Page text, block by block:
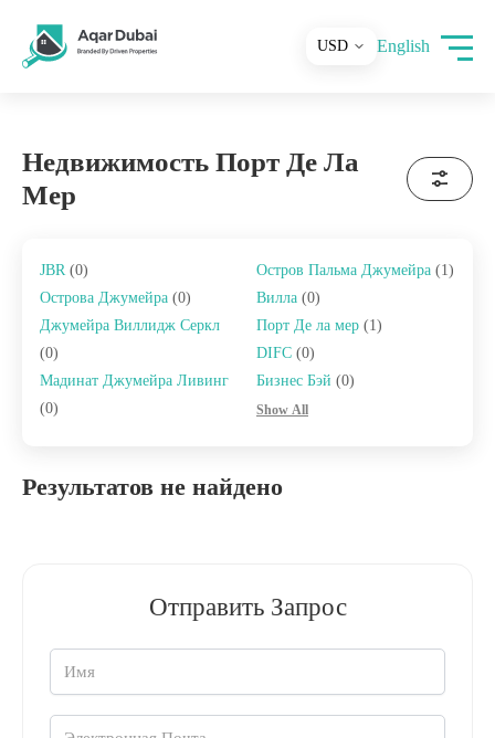
English
Недвижимость Порт Де Ла
Мер
JBR (0)
Острова Джумейра (0)
Джумейра Виллидж Серкл
(0)
Мадинат Джумейра Ливинг
(0)
Остров Пальма Джумейра (1)
Вилла (0)
Порт Де ла мер (1)
DIFC (0)
Бизнес Бэй (0)
Show All
Результатов не найдено
Отправить Запрос